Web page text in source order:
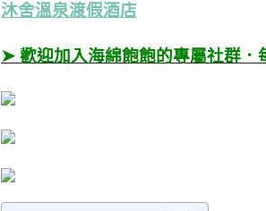
沐舍溫泉渡假酒店
➤ 歡迎加入海綿飽飽的專屬社群．